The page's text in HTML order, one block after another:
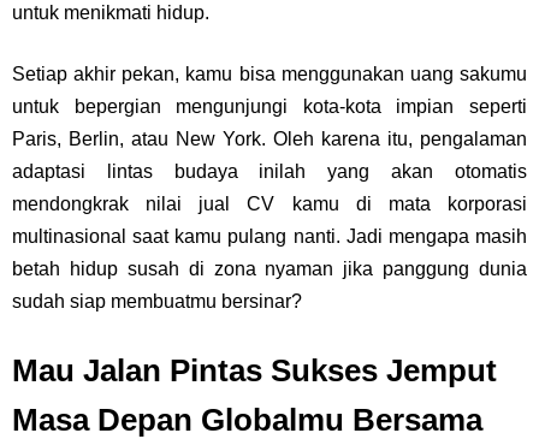
untuk menikmati hidup.
Setiap akhir pekan, kamu bisa menggunakan uang sakumu
untuk bepergian mengunjungi kota-kota impian seperti
Paris, Berlin, atau New York. Oleh karena itu, pengalaman
adaptasi lintas budaya inilah yang akan otomatis
mendongkrak nilai jual CV kamu di mata korporasi
multinasional saat kamu pulang nanti. Jadi mengapa masih
betah hidup susah di zona nyaman jika panggung dunia
sudah siap membuatmu bersinar?
Mau Jalan Pintas Sukses Jemput
Masa Depan Globalmu Bersama